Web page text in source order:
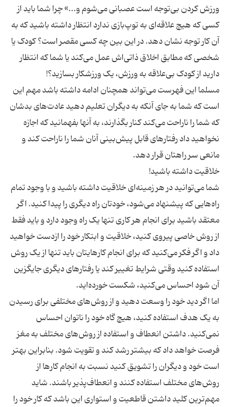
ورزش کردن بی‌توجه است عصبانی می‌شوم و...» چرا شما باید از
کسی که هیچ علاقه‌ای به توپ‌بازی ندارد انتظار داشته باشید که به
آن کار توجه نشان دهد. در این بین چه کسی مقصر است؟ کودک یا
شخصی که مطابق اخلاق ذاتی‌اش عمل می‌کند یا شما که انتظار
مسلما این فهرست می‌تواند همچنان ادامه داشته باشد مهم این
است که شما به جای آنکه به دیگران تعلیم دهید عادت‌های بدشان
که شما را ناراحت می‌کند کنار بگذارند، به آنها بفهمانید که اجازه
نخواهید داد رفتارهای قابل پیش‌بینی آنان شما را ناراحت کند و
شما می‌توانید در هر زمینه‌ای خلاقیت داشته باشید و با وجود تمام
راه‌هایی که پیشنهاد می‌شود، خودتان راه دیگری را پیدا کنید. اگر
معتقد باشید برای انجام هر کاری تنها یک راه وجود دارد و باید فقط
از روش خاصی پیروی کنید، خلاقیت و ابتکار خود را ازدست خواهید
داد و اگر فکر می‌کنید که برای انجام کارهایتان باید تنها از یک روش
استفاده کنید وقتی شرایط تغییر کند یا رفتارهای دیگری جایگزین
اما اگر دید خود را وسعت دهید و از روش‌های مختلفی برای رسیدن
به یک هدف استفاده کنید، هیچ گاه خود را ناتوان احساس
نمی‌کنید. داشتن انعطاف و استفاده از روش‌های مختلف به مغز
فرصت خواهد داد که بیشتر رشد کند و تقویت شود. بنابراین بهتر
است خود و دیگران را تشویق کنید نسبت به انجام کارها از
روش‌های مختلف استفاده کنند و انعطاف‌پذیر باشند. شاید
مهم‌ترین کلید داشتن قاطعیت و استواری این باشد که کار خود را